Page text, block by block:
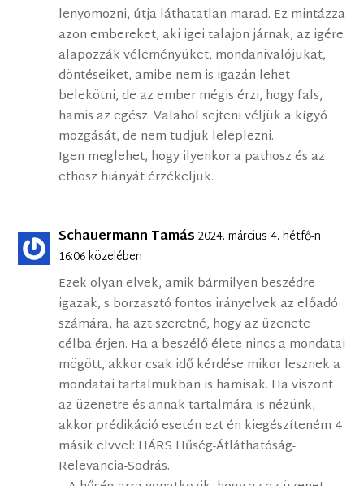
lenyomozni, útja láthatatlan marad. Ez mintázza
azon embereket, aki igei talajon járnak, az igére
alapozzák véleményüket, mondanivalójukat,
döntéseiket, amibe nem is igazán lehet
belekötni, de az ember mégis érzi, hogy fals,
hamis az egész. Valahol sejteni véljük a kígyó
mozgását, de nem tudjuk leleplezni.
Igen meglehet, hogy ilyenkor a pathosz és az
ethosz hiányát érzékeljük.
Schauermann Tamás 2024. március 4. hétfő-n
16:06 közelében
Ezek olyan elvek, amik bármilyen beszédre
igazak, s borzasztó fontos irányelvek az előadó
számára, ha azt szeretné, hogy az üzenete
célba érjen. Ha a beszélő élete nincs a mondatai
mögött, akkor csak idő kérdése mikor lesznek a
mondatai tartalmukban is hamisak. Ha viszont
az üzenetre és annak tartalmára is nézünk,
akkor prédikáció esetén ezt én kiegészíteném 4
másik elvvel: HÁRS Hűség-Átláthatóság-
Relevancia-Sodrás.